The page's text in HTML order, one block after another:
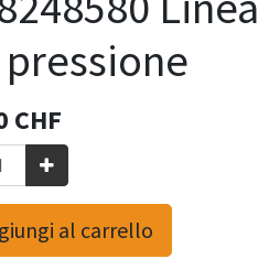
CHF
al carrello